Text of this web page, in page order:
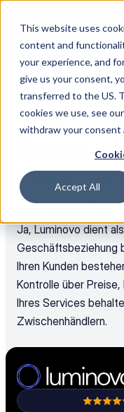
This website uses
content and
your experience, and
give us your consent,
transferred to the US.
cookies we use, see our
withdraw your consent
Accept All
Zurück zu allen FAQ
Partner
Behalte
meine
zu den
Ja, Luminovo dient
Geschäftsbeziehung
Ihren Kunden
Kontrolle über
Ihres Services
Zwischenhändlern​.